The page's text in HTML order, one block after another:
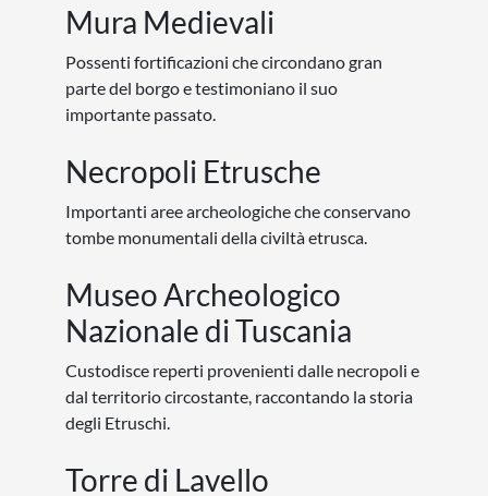
Oslo
Praga
Varsavia
Zagabria
Viaggi organizzati in Italia
Abruzzo
Basilicata
Calabria
Campania
Friuli-Venezia-Giulia